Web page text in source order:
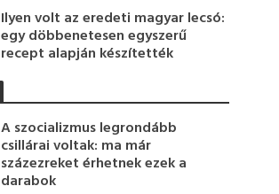
Ilyen volt az eredeti magyar lecsó:
egy döbbenetesen egyszerű
recept alapján készítették
A szocializmus legrondább
csillárai voltak: ma már
százezreket érhetnek ezek a
darabok